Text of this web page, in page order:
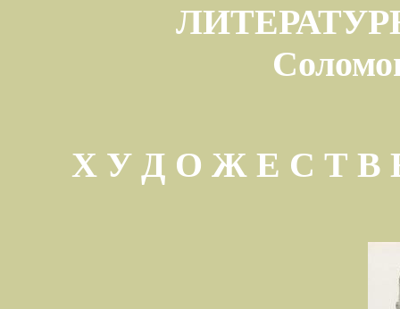
Х У Д О Ж Е С Т